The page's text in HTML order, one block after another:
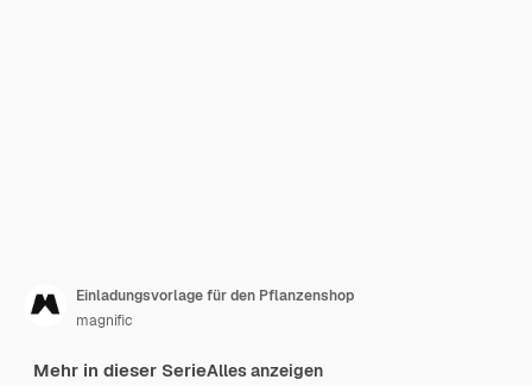
Einladungsvorlage für den Pflanzenshop
magnific
Mehr in dieser SerieAlles anzeigen